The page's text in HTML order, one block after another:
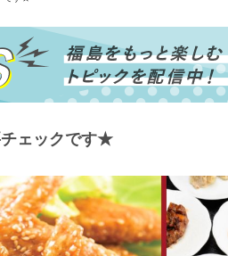
チェックです★